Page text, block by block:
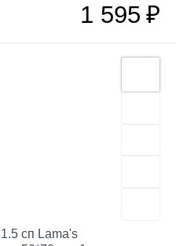
1 595₽
сп Lama's